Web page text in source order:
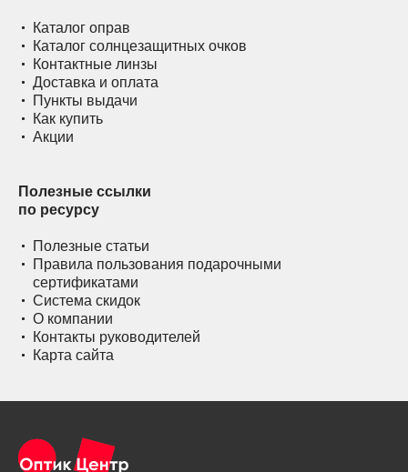
Каталог оправ
Каталог солнцезащитных очков
Контактные линзы
Доставка и оплата
Пункты выдачи
Как купить
Акции
Полезные ссылки
по ресурсу
Полезные статьи
Правила пользования подарочными
сертификатами
Система скидок
О компании
Контакты руководителей
Карта сайта